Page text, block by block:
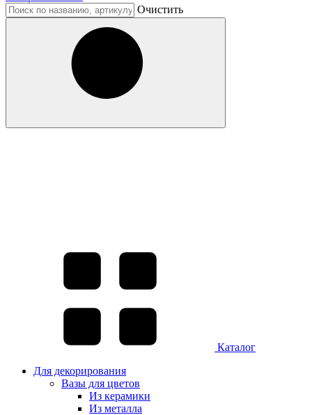
Очистить
Каталог
Для декорирования
Вазы для цветов
Из керамики
Из металла